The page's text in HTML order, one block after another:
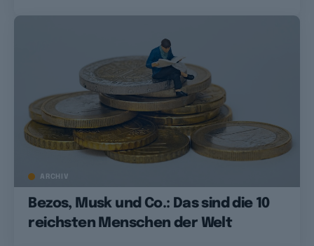
ARCHIV
Bezos, Musk und Co.: Das sind die 10
reichsten Menschen der Welt